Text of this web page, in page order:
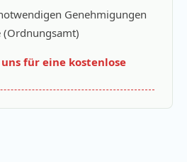
Genehmigungen
für eine kostenlose